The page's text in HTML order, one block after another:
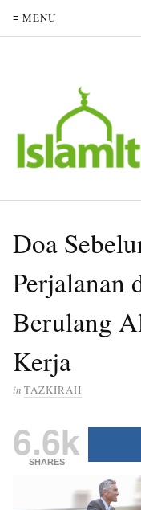
≡ MENU
Doa
Perjalanan
Berulang
Kerja
in TAZKIRAH
6.6k
SHARES